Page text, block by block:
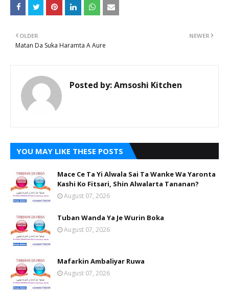
NEWER
OLDER
Matan Da Suka Haramta A Aure
Posted by:Amsoshi Kitchen
YOU MAY LIKE THESE POSTS
Mace Ce Ta Yi Alwala Sai Ta Wanke Wa Yaronta
Kashi Ko Fitsari, Shin Alwalarta Tananan?
August 07, 2026
Tuban Wanda Ya Je Wurin Boka
August 07, 2026
Mafarkin Ambaliyar Ruwa
August 07, 2026